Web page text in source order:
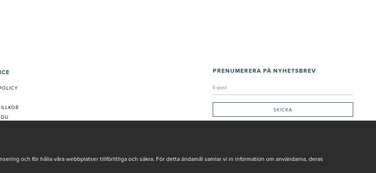
PRENUMERERA PÅ NYHETSBREV
och för hålla våra webbplatser tillförlitliga och säkra. För detta ändamål samlar vi in information om användarna, deras